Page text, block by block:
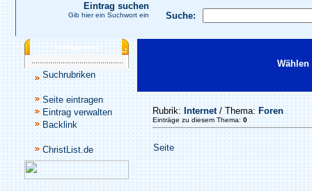
Suche:
Eintrag suchen
Gib hier ein Suchwort ein
Katalogmenü
Suchrubriken
Seite eintragen
Eintrag verwalten
Backlink
ChristList.de
Rubrik: Internet/ Thema:Foren
Einträge zu diesem Thema:0
Seite